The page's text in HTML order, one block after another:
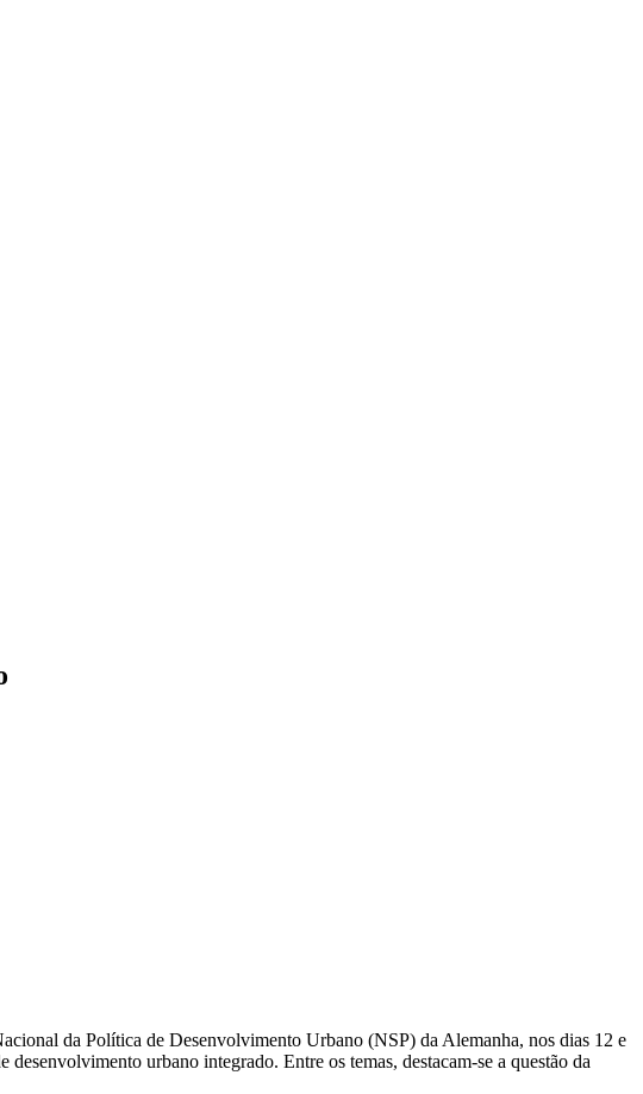
da Política de Desenvolvimento Urbano (NSP) da Alemanha, nos dias 12 e
urbano integrado. Entre os temas, destacam-se a questão da